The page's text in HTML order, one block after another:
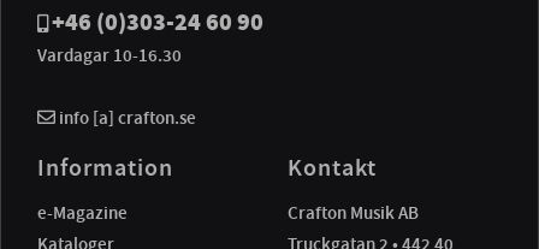
+46 (0)303-24 60 90
Vardagar 10-16.30
info [a] crafton.se
Information
e-Magazine
Kataloger
Kontakt
Crafton Musik AB
Truckgatan 2 • 442 40